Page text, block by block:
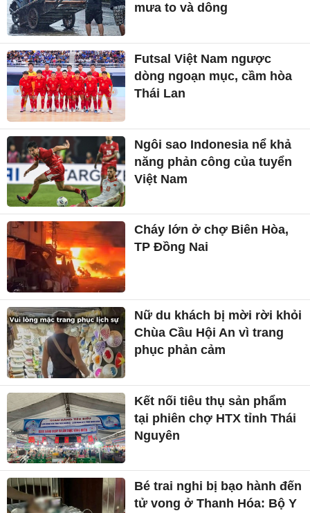
mưa to và dông
Futsal Việt Nam ngược
dòng ngoạn mục, cầm hòa
Thái Lan
Ngôi sao Indonesia nể khả
năng phản công của tuyển
Việt Nam
Cháy lớn ở chợ Biên Hòa,
TP Đồng Nai
Nữ du khách bị mời rời khỏi
Chùa Cầu Hội An vì trang
phục phản cảm
Kết nối tiêu thụ sản phẩm
tại phiên chợ HTX tỉnh Thái
Nguyên
Bé trai nghi bị bạo hành đến
tử vong ở Thanh Hóa: Bộ Y